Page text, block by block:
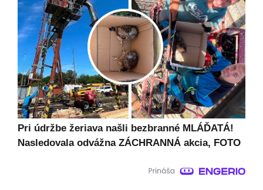
Pri údržbe žeriava našli bezbranné MLÁĎATÁ!
Nasledovala odvážna ZÁCHRANNÁ akcia, FOTO